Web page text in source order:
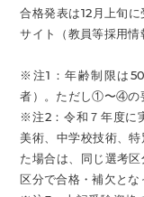
合格発表は12月上旬
サイト（教員等採用情
※注1：年齢制限は
者）。ただし①〜④の
※注2：令和７年度に
美術、中学校技術、
た場合は、同じ選考
区分で合格・補欠とな